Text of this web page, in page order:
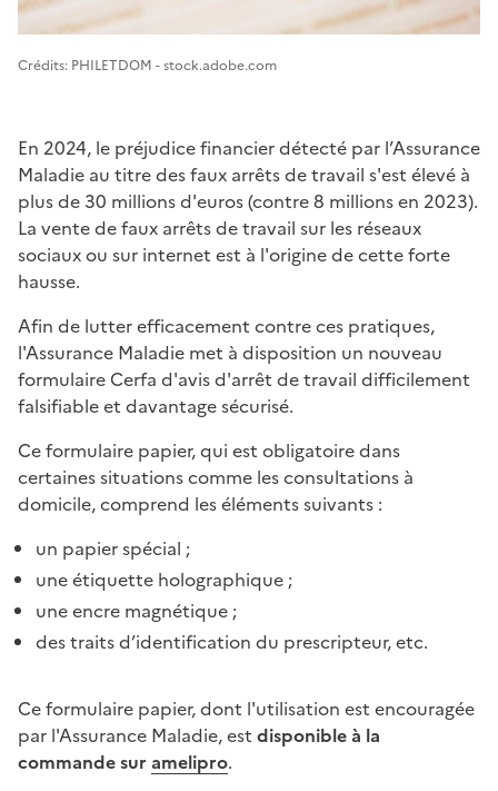
Image 1
Crédits: PHILETDOM - stock.adobe.com
En 2024, le préjudice financier détecté par l’Assurance
Maladie au titre des faux arrêts de travail s'est élevé à
plus de 30 millions d'euros (contre 8 millions en 2023).
La vente de faux arrêts de travail sur les réseaux
sociaux ou sur internet est à l'origine de cette forte
hausse.
Afin de lutter efficacement contre ces pratiques,
l'Assurance Maladie met à disposition un nouveau
formulaire Cerfa d'avis d'arrêt de travail difficilement
falsifiable et davantage sécurisé.
Ce formulaire papier, qui est obligatoire dans
certaines situations comme les consultations à
domicile, comprend les éléments suivants :
un papier spécial ;
une étiquette holographique ;
une encre magnétique ;
des traits d’identification du prescripteur, etc.
Ce formulaire papier, dont l'utilisation est encouragée
par l'Assurance Maladie, est disponible à la
commande sur amelipro.